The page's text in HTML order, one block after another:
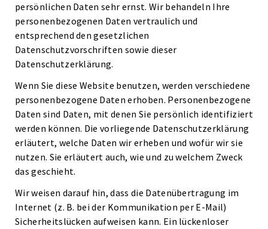
persönlichen Daten sehr ernst. Wir behandeln Ihre
personenbezogenen Daten vertraulich und
entsprechend den gesetzlichen
Datenschutzvorschriften sowie dieser
Datenschutzerklärung.
Wenn Sie diese Website benutzen, werden verschiedene
personenbezogene Daten erhoben. Personenbezogene
Daten sind Daten, mit denen Sie persönlich identifiziert
werden können. Die vorliegende Datenschutzerklärung
erläutert, welche Daten wir erheben und wofür wir sie
nutzen. Sie erläutert auch, wie und zu welchem Zweck
das geschieht.
Wir weisen darauf hin, dass die Datenübertragung im
Internet (z. B. bei der Kommunikation per E-Mail)
Sicherheitslücken aufweisen kann. Ein lückenloser